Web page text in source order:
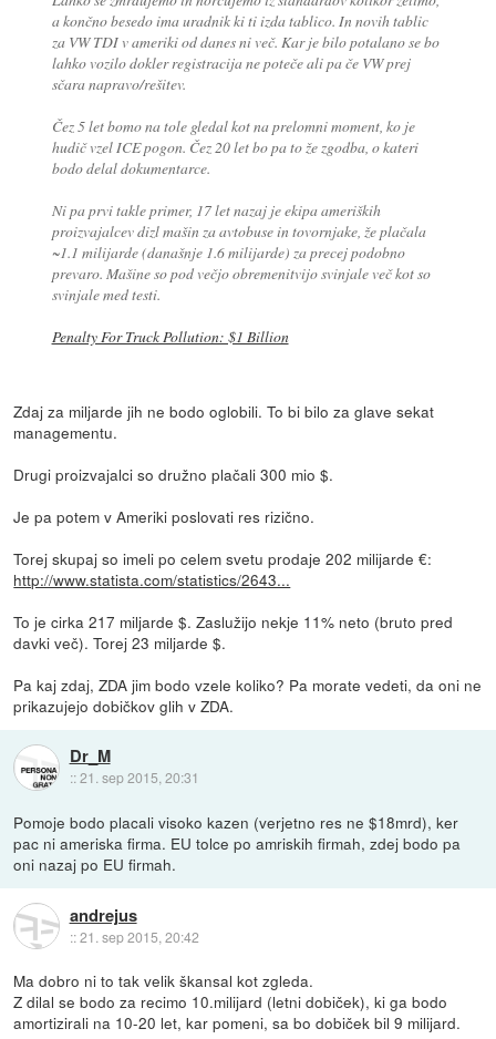
a končno besedo ima uradnik ki ti izda tablico. In novih tablic
za VW TDI v ameriki od danes ni več. Kar je bilo potalano se bo
lahko vozilo dokler registracija ne poteče ali pa če VW prej
sčara napravo/rešitev.
Čez 5 let bomo na tole gledal kot na prelomni moment, ko je
hudič vzel ICE pogon. Čez 20 let bo pa to že zgodba, o kateri
bodo delal dokumentarce.
Ni pa prvi takle primer, 17 let nazaj je ekipa ameriških
proizvajalcev dizl mašin za avtobuse in tovornjake, že plačala
~1.1 milijarde (današnje 1.6 milijarde) za precej podobno
prevaro. Mašine so pod večjo obremenitvijo svinjale več kot so
svinjale med testi.
Penalty For Truck Pollution: $1 Billion
Zdaj za miljarde jih ne bodo oglobili. To bi bilo za glave sekat
managementu.
Drugi proizvajalci so družno plačali 300 mio $.
Je pa potem v Ameriki poslovati res rizično.
Torej skupaj so imeli po celem svetu prodaje 202 milijarde €:
http://www.statista.com/statistics/2643...
To je cirka 217 miljarde $. Zaslužijo nekje 11% neto (bruto pred
davki več). Torej 23 miljarde $.
Pa kaj zdaj, ZDA jim bodo vzele koliko? Pa morate vedeti, da oni ne
prikazujejo dobičkov glih v ZDA.
Dr_M
::21. sep 2015, 20:31
Pomoje bodo placali visoko kazen (verjetno res ne $18mrd), ker
pac ni ameriska firma. EU tolce po amriskih firmah, zdej bodo pa
oni nazaj po EU firmah.
andrejus
::21. sep 2015, 20:42
Ma dobro ni to tak velik škansal kot zgleda.
Z dilal se bodo za recimo 10.milijard (letni dobiček), ki ga bodo
amortizirali na 10-20 let, kar pomeni, sa bo dobiček bil 9 milijard.